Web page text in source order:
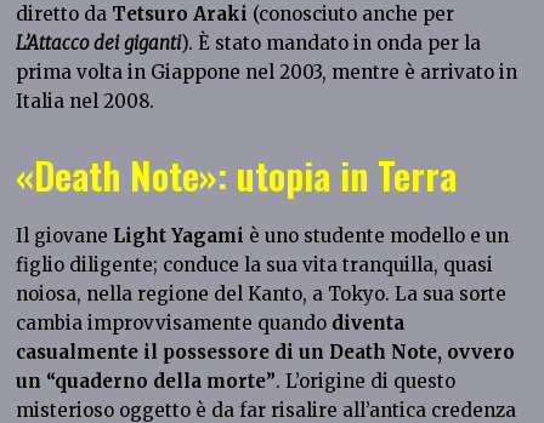
diretto da Tetsuro Araki (conosciuto anche per
L’Attacco dei giganti). È stato mandato in onda per la
prima volta in Giappone nel 2003, mentre è arrivato in
Italia nel 2008.
«Death Note»: utopia in Terra
Il giovane Light Yagami è uno studente modello e un
figlio diligente; conduce la sua vita tranquilla, quasi
noiosa, nella regione del Kanto, a Tokyo. La sua sorte
cambia improvvisamente quando diventa
casualmente il possessore di un Death Note, ovvero
un “quaderno della morte”. L’origine di questo
misterioso oggetto è da far risalire all’antica credenza